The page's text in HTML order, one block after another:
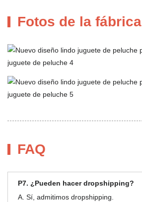
Fotos de la fábrica
FAQ
P7. ¿Pueden hacer dropshipping?
A. Sí, admitimos dropshipping.